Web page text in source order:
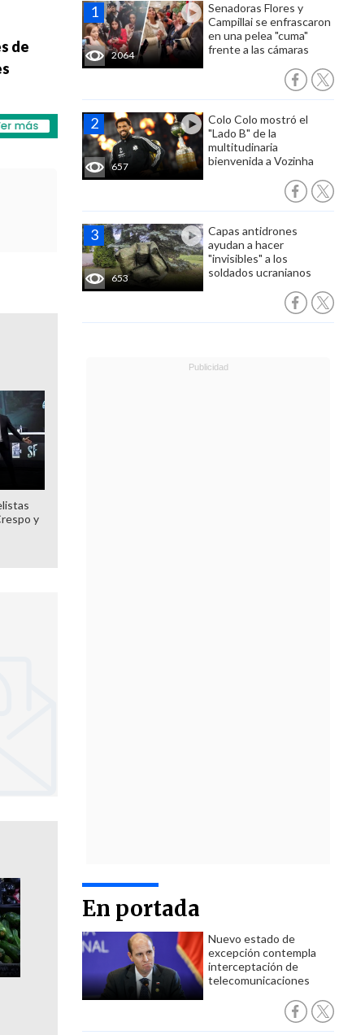
2064
Senadoras Flores y
Campillai se enfrascaron
en una pelea "cuma"
frente a las cámaras
657
Colo Colo mostró el
"Lado B" de la
multitudinaria
bienvenida a Vozinha
653
Capas antidrones
ayudan a hacer
"invisibles" a los
soldados ucranianos
En portada
Nuevo estado de
excepción contempla
interceptación de
telecomunicaciones
de
y